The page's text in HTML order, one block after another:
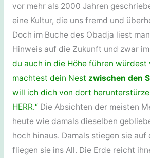
vor mehr als 2000 Jahren
eine Kultur, die uns fremd und
Doch im Buche des Obadja liest
Hinweis auf die Zukunft und zwar
du auch in die Höhe führen würdest
machtest dein Nest zwischen den
will ich dich von dort
HERR.“Die Absichten der meisten
heute wie damals dieselben
hoch hinaus. Damals stiegen sie auf
fliegen sie ins All. Die Erde reicht